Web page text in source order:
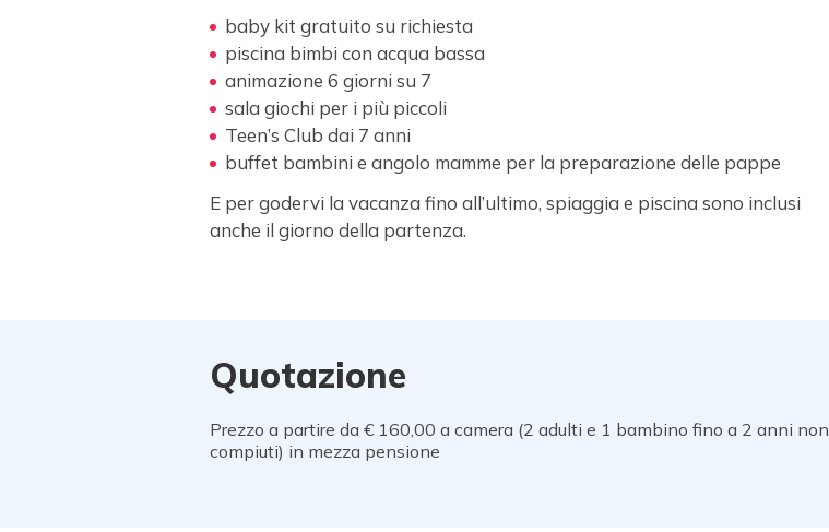
baby kit gratuito su richiesta
piscina bimbi con acqua bassa
animazione 6 giorni su 7
sala giochi per i più piccoli
Teen’s Club dai 7 anni
buffet bambini e angolo mamme per la preparazione delle pappe
E per godervi la vacanza fino all’ultimo, spiaggia e piscina sono inclusi
anche il giorno della partenza.
Quotazione
Prezzo a partire da € 160,00 a camera (2 adulti e 1 bambino fino a 2 anni non
compiuti) in mezza pensione